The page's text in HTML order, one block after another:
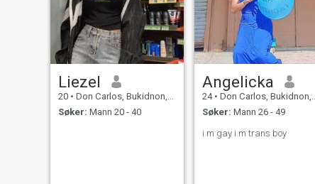
Liezel
20 • Don Carlos, Bukidnon, Filippinene
Søker: Mann 20 - 40
Angelicka
24 • Don Carlos, Bukidnon, Filippinene
Søker: Mann 26 - 49
i.m gay i.m trans boy